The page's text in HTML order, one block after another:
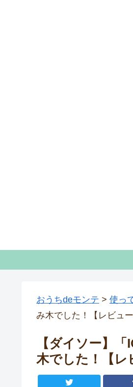
おうちdeモンテ > 使っ
み木でした！【レビュー
【ダイソー】
木でした！【レ